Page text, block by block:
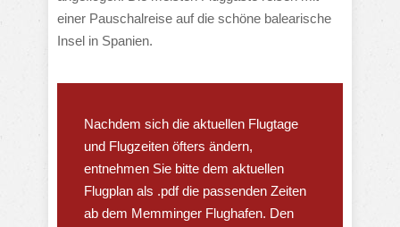
einer Pauschalreise auf die schöne balearische
Insel in Spanien.
Nachdem sich die aktuellen Flugtage
und Flugzeiten öfters ändern,
entnehmen Sie bitte dem aktuellen
Flugplan als .pdf die passenden Zeiten
ab dem Memminger Flughafen. Den